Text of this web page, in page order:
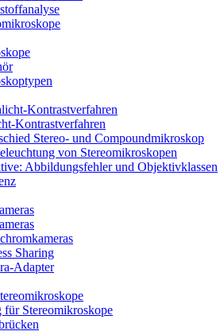
Kontrastverfahren
Kontrastverfahren
Stereo- und Compoundmikroskop
von Stereomikroskopen
Abbildungsfehler und Objektivklassen
Sharing
Adapter
für Stereomikroskope